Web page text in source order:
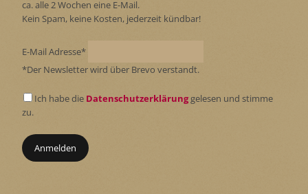
ca. alle 2 Wochen eine E-Mail.
Kein Spam, keine Kosten, jederzeit kündbar!
E-Mail Adresse*
*Der Newsletter wird über Brevo verstandt.
Ich habe die Datenschutzerklärunggelesen und stimme
zu.